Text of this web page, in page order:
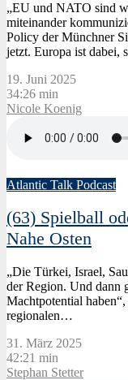
„EU und NATO sind
miteinander
Policy der Münchner
jetzt. Europa ist dabei,
19. Juni 2025
34:26 min
Nicole Koenig
Atlantic Talk Podcast
(63) Spielball
Nahe Osten
„Die Türkei, Israel,
der Region. Und dann
Machtpotential
regionalen…
31. März 2025
42:21 min
Stephan Stetter